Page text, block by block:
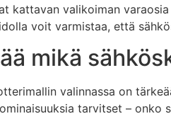
kattavan valikoiman
voit varmistaa, että
mikä
valinnassa on
tarvitset –